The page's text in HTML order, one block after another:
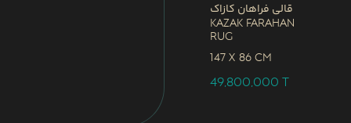
قالی فراهان کازاک
Kazak Farahan
Rug
147 x 86 CM
49,800,000T